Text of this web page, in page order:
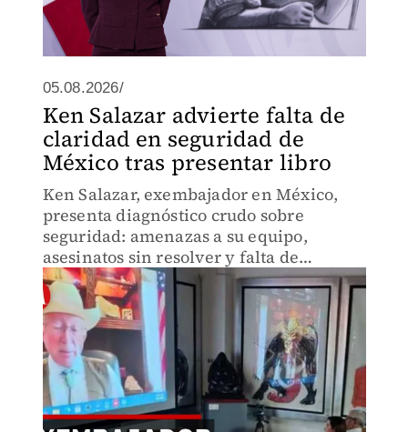
05.08.2026/
Ken Salazar advierte falta de
claridad en seguridad de
México tras presentar libro
Ken Salazar, exembajador en México,
presenta diagnóstico crudo sobre
seguridad: amenazas a su equipo,
asesinatos sin resolver y falta de
claridad en estrategia bilateral. Propone
reglas claras como en comercio. ¿Qué
falta para que funcione?